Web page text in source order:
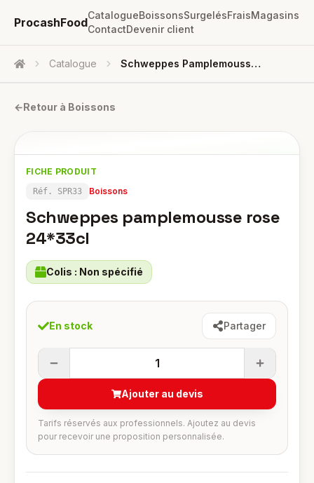
ProcashFood
CatalogueBoissonsSurgelésFraisMagasins
ContactDevenir client
Accueil Catalogue Schweppes Pamplemousse Rose 24*33cl
←Retour à Boissons
FICHE PRODUIT
Réf. SPR33 Boissons
Schweppes pamplemousse rose
24*33cl
Colis : Non spécifié
En stock Partager
1
Ajouter au devis
Tarifs réservés aux professionnels. Ajoutez au devis
pour recevoir une proposition personnalisée.